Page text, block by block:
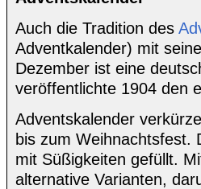
Auch die Tradition des
Adventkalender) mit
Dezember ist eine
veröffentlichte 1904 den
Adventskalender
bis zum Weihnachtsfest.
mit Süßigkeiten gefüllt.
alternative Varianten,